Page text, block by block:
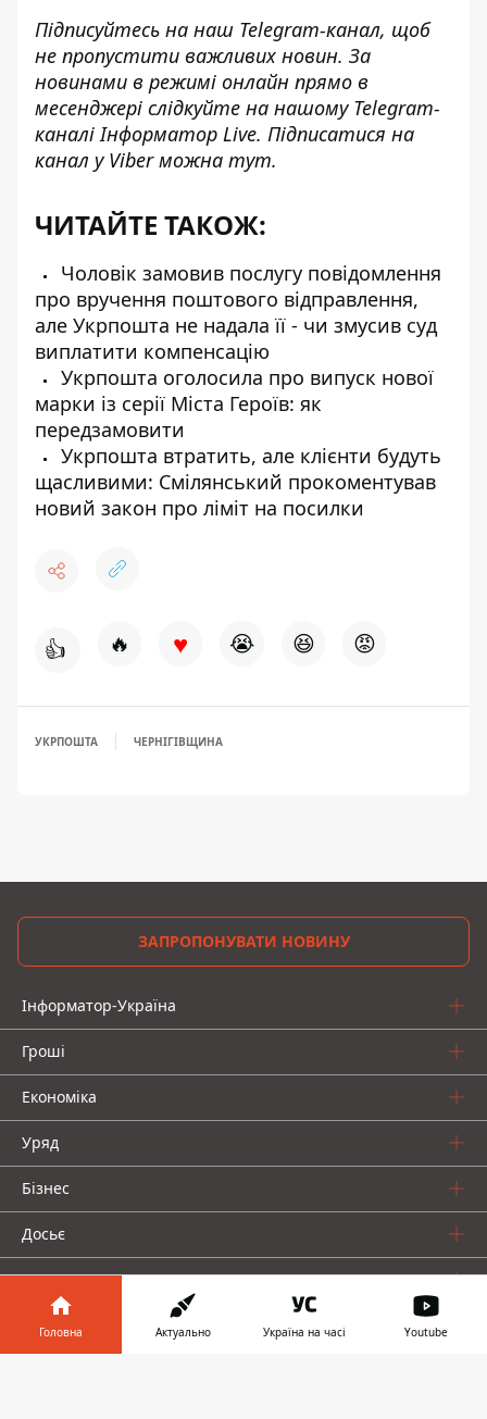
Підписуйтесь на наш Telegram-канал, щоб
не пропустити важливих новин. За
новинами в режимі онлайн прямо в
месенджері слідкуйте на нашому Telegram-
каналіІнформатор Live. Підписатися на
канал у Viber можна тут.
ЧИТАЙТЕ ТАКОЖ:
Чоловік замовив послугу повідомлення
про вручення поштового відправлення,
але Укрпошта не надала її - чи змусив суд
виплатити компенсацію
Укрпошта оголосила про випуск нової
марки із серії Міста Героїв: як
передзамовити
Укрпошта втратить, але клієнти будуть
щасливими: Смілянський прокоментував
новий закон про ліміт на посилки
👍 🔥 ♥ 😭 😆 😡
УКРПОШТА ЧЕРНІГІВЩИНА
ЗАПРОПОНУВАТИ НОВИНУ
Інформатор-Україна
Гроші
Економіка
Уряд
Бізнес
Досьє
Про нас
Головна Актуально Україна на часі Youtube